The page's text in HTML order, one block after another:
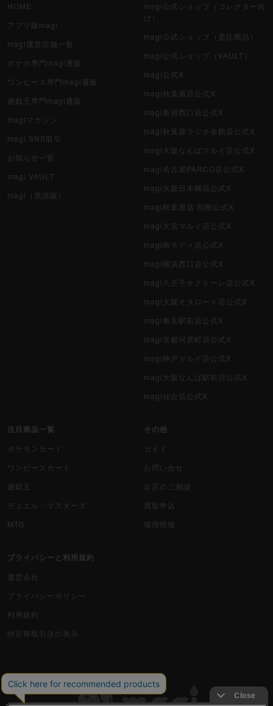
HOME
アプリ版magi
magi運営店舗一覧
ポケカ専門magi通販
ワンピース専門magi通販
遊戯王専門magi通販
magiマガジン
magi SNS取引
お知らせ一覧
magi VAULT
magi（英語版）
magi公式ショップ（コレクター向
け）
magi公式ショップ（委託商品）
magi公式ショップ（VAULT）
magi公式X
magi秋葉原店公式X
magi新宿西口店公式X
magi秋葉原ラジオ会館店公式X
magi大阪なんばマルイ店公式X
magi名古屋PARCO店公式X
magi大阪日本橋店公式X
magi秋葉原店 別館公式X
magi大宮マルイ店公式X
magi柏モディ店公式X
magi横浜西口店公式X
magi八王子オクトーレ店公式X
magi大阪オタロード店公式X
magi東京駅前店公式X
magi京都河原町店公式X
magi神戸マルイ店公式X
magi大阪なんば駅前店公式X
magi仙台店公式X
注目商品一覧
ポケモンカード
ワンピースカード
遊戯王
デュエル・マスターズ
MTG
その他
ガイド
お問い合せ
出店のご相談
買取申込
採用情報
プライバシーと利用規約
運営会社
プライバシーポリシー
利用規約
特定商取引法の表示